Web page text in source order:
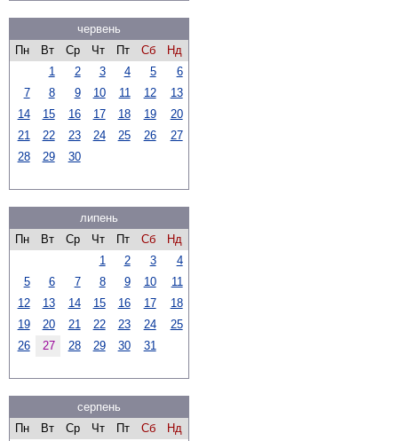
червень
Пн
Вт Ср Чт Пт Сб
Нд
1
2 3 4 5
6
7
8 9 10 11 12
13
14
15 16 17 18 19
20
21
22 23 24 25 26
27
28
29 30
липень
Пн
Вт Ср Чт Пт Сб
Нд
1
2 3
4
5
6 7 8 9 10
11
12
13 14 15 16 17
18
19
20 21 22 23 24
25
26
27 28 29 30 31
серпень
Пн
Вт Ср Чт Пт Сб
Нд